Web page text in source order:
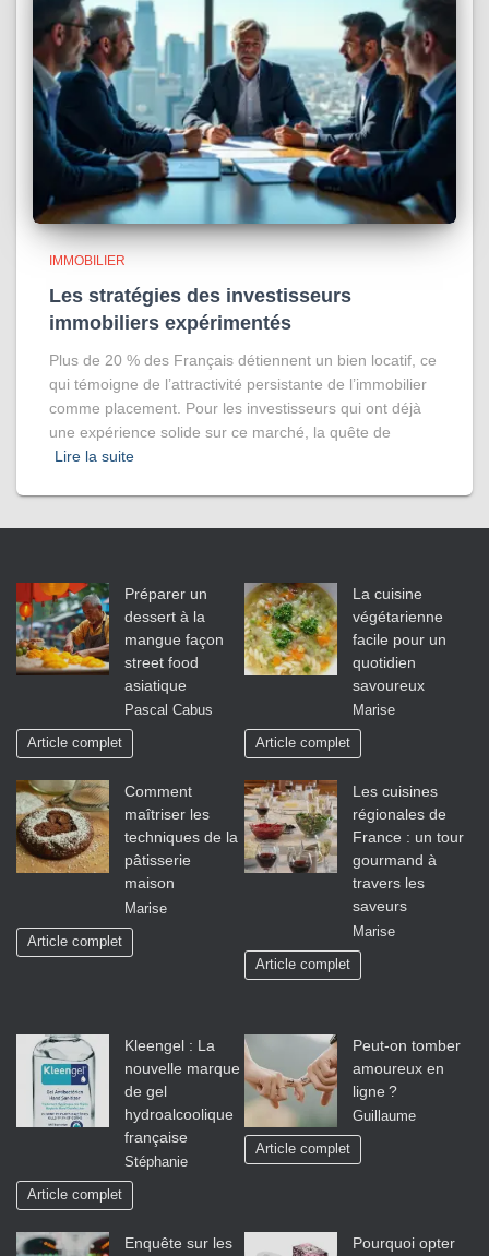
IMMOBILIER
Les stratégies des investisseurs
immobiliers expérimentés
Plus de 20 % des Français détiennent un bien locatif, ce
qui témoigne de l’attractivité persistante de l’immobilier
comme placement. Pour les investisseurs qui ont déjà
une expérience solide sur ce marché, la quête de
Lire la suite
Préparer un
dessert à la
mangue façon
street food
asiatique
Pascal Cabus
Article complet
La cuisine
végétarienne
facile pour un
quotidien
savoureux
Marise
Article complet
Comment
maîtriser les
techniques de la
pâtisserie
maison
Marise
Article complet
Les cuisines
régionales de
France : un tour
gourmand à
travers les
saveurs
Marise
Article complet
Kleengel : La
nouvelle marque
de gel
hydroalcoolique
française
Stéphanie
Article complet
Peut-on tomber
amoureux en
ligne ?
Guillaume
Article complet
Enquête sur les
Pourquoi opter